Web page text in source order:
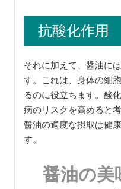
抗酸化作用
それに加えて、醤油に
す。これは、身体の細
るのに役立ちます。酸
病のリスクを高めると
醤油の適度な摂取は健
す。
醤油の美